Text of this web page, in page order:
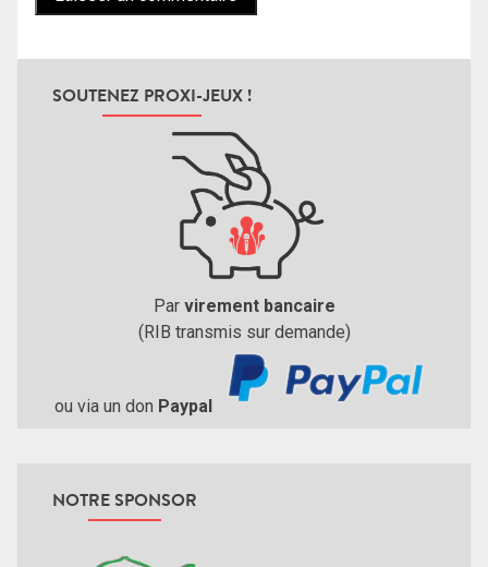
SOUTENEZ PROXI-JEUX !
Par virement bancaire
(RIB transmis sur demande)
ou via un don Paypal
NOTRE SPONSOR